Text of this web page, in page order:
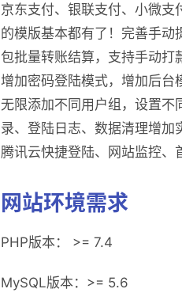
京东支付、银联支付、小微支
的模版基本都有了！完善手
包批量转账结算，支持手动打
增加密码登陆模式，增加后
无限添加不同用户组，设置
录、登陆日志、数据清理增
腾讯云快捷登陆、网站监控、
网站环境需求
PHP版本： >= 7.4
MySQL版本：>= 5.6